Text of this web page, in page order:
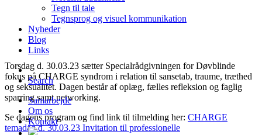
Tegn til tale
Tegnsprog og visuel kommunikation
Nyheder
Blog
Links
Search
Samarbejde
Om os
Kontakt
Torsdag d. 30.03.23 sætter Specialrådgivningen for Døvblinde
fokus på CHARGE syndrom i relation til sansetab, traume, træthed
og seksualitet. Dagen består af oplæg, fælles refleksion og faglig
sparring samt networking.
Se dagens program og find link til tilmelding her: CHARGE
temadag d. 30.03.23 Invitation til professionelle­